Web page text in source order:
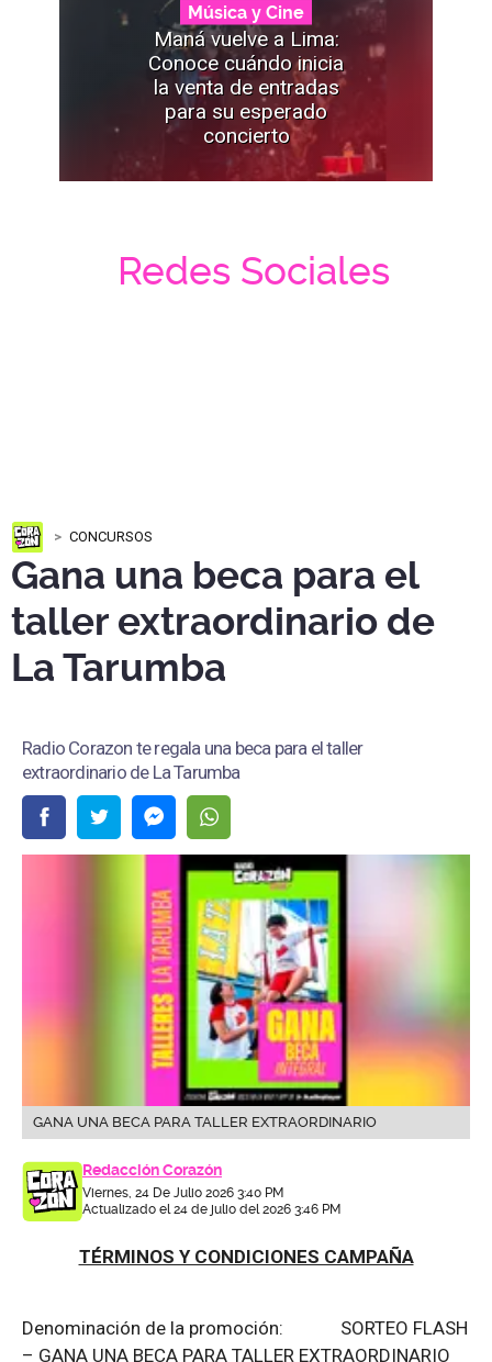
Música y Cine
Maná vuelve a Lima:
Conoce cuándo inicia
la venta de entradas
para su esperado
concierto
Redes Sociales
CONCURSOS
Gana una beca para el
taller extraordinario de
La Tarumba
Radio Corazon te regala una beca para el taller
extraordinario de La Tarumba
GANA UNA BECA PARA TALLER EXTRAORDINARIO
Redacción Corazón
Viernes, 24 De Julio 2026 3:40 PM
Actualizado el 24 de julio del 2026 3:46 PM
TÉRMINOS Y CONDICIONES CAMPAÑA
Denominación de la promoción: SORTEO FLASH
– GANA UNA BECA PARA TALLER EXTRAORDINARIO